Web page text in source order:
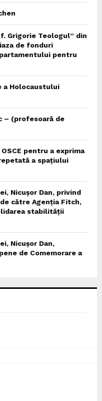
Grigorie Teologul” din
de fonduri
pentru
a Holocaustului
– (profesoară de
pentru a exprima
a spațiului
Nicușor Dan, privind
către Agenția Fitch,
stabilității
Nicușor Dan,
de Comemorare a